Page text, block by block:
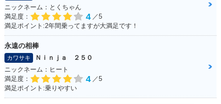
0・カラーチェンジ
ニックネーム：とくちゃん
満足度：
4 ／5
満足ポイント:2年間乗ってますが大満足です！
永遠の相棒
カワサキ
Ｎｉｎｊａ ２５０
ニックネーム：ヒート
満足度：
4 ／5
満足ポイント:乗りやすい